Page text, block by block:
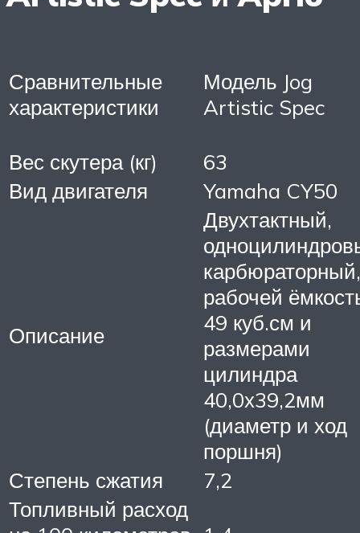
Сравнительные
характеристики
Модель Jog
Artistic Spec
Вес скутера (кг)
63
Вид двигателя
Yamaha CY50
Описание
Двухтактный,
рабочей
49 куб.см и
размерами
цилиндра
40,0х39,2мм
(диаметр и ход
поршня)
Степень сжатия
7,2
Топливный расход